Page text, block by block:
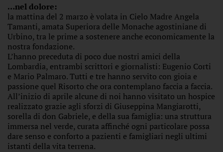
…nel dolore:
la mattina del 2 marzo è volata in Cielo Madre Angela
Tamanti, amata Superiora delle Monache agostiniane di
Urbino, tra le prime a sostenere anche economicamente la
nostra fondazione.
L’hanno preceduta di poco due nostri amici della
Lombardia, entrambi scrittori e giornalisti: Eugenio Corti
e Mario Palmaro. Tutti e tre hanno servito con gioia e
passione quel Risorto che ora contemplano faccia a faccia.
All’inizio di aprile alcune di noi hanno visitato un hospice
realizzato grazie agli sforzi di Giuseppina Mangiarotti,
sorella di don Gabriele, e della sua famiglia: una struttura
immersa nel verde, curata affinché ogni particolare possa
dare senso e conforto a pazienti e famigliari negli ultimi
istanti della vita terrena.